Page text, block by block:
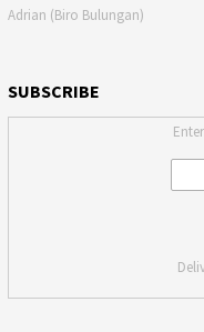
Adrian (Biro Bulungan)
SUBSCRIBE